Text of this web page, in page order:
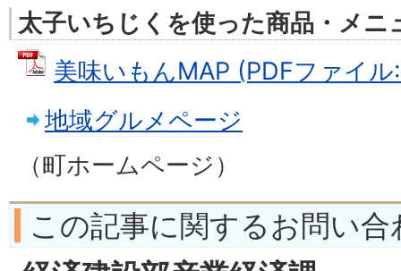
太子いちじくを使った商品・メニ
美味いもんMAP (PDFファイ
地域グルメページ
（町ホームページ）
この記事に関するお問い合